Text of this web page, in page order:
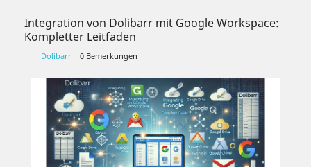
Integration von Dolibarr mit Google Workspace:
Kompletter Leitfaden
Dolibarr 0 Bemerkungen